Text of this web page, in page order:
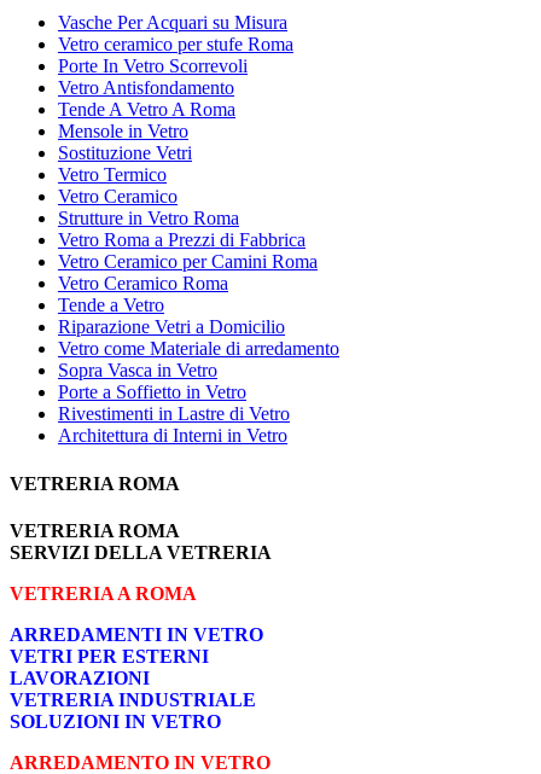
Vasche Per Acquari su Misura
Vetro ceramico per stufe Roma
Porte In Vetro Scorrevoli
Vetro Antisfondamento
Tende A Vetro A Roma
Mensole in Vetro
Sostituzione Vetri
Vetro Termico
Vetro Ceramico
Strutture in Vetro Roma
Vetro Roma a Prezzi di Fabbrica
Vetro Ceramico per Camini Roma
Vetro Ceramico Roma
Tende a Vetro
Riparazione Vetri a Domicilio
Vetro come Materiale di arredamento
Sopra Vasca in Vetro
Porte a Soffietto in Vetro
Rivestimenti in Lastre di Vetro
Architettura di Interni in Vetro
VETRERIA ROMA
VETRERIA ROMA
SERVIZI DELLA VETRERIA
VETRERIA A ROMA
ARREDAMENTI IN VETRO
VETRI PER ESTERNI
LAVORAZIONI
VETRERIA INDUSTRIALE
SOLUZIONI IN VETRO
ARREDAMENTO IN VETRO